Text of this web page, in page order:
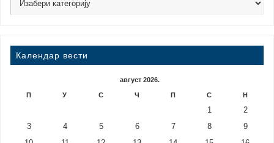
Календар вести
август 2026.
П У С Ч П С Н
1
2
3
4 5 6 7 8
9